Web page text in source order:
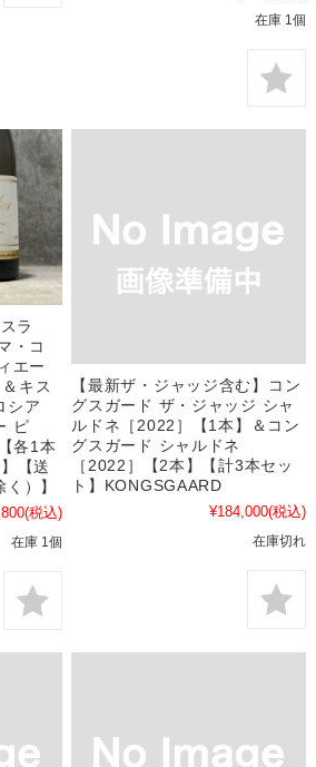
在庫 1個
ラ
・コ
エー
キス
シア
ピ
各1本
【送
）】
(税込)
在庫 1個
【最新ザ・ジャッジ含む】コン
グスガード ザ・ジャッジ シャ
ルドネ［2022］【1本】＆コン
グスガード シャルドネ
［2022］【2本】【計3本セッ
ト】KONGSGAARD
¥184,000(税込)
在庫切れ